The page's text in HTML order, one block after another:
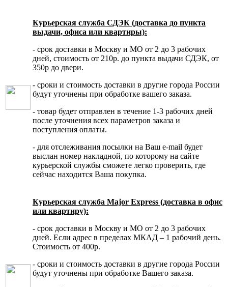
Курьерская служба СДЭК (доставка до пункта
выдачи, офиса или квартиры):
- срок доставки в Москву и МО от 2 до 3 рабочих
дней, стоимость от 210р. до пункта выдачи СДЭК, от
350р до двери.
- сроки и стоимость доставки в другие города России
будут уточнены при обработке вашего заказа.
- товар будет отправлен в течение 1-3 рабочих дней
после уточнения всех параметров заказа и
поступления оплаты.
- для отслеживания посылки на Ваш e-mail будет
выслан номер накладной, по которому на сайте
курьерской службы сможете легко проверить, где
сейчас находится Ваша покупка.
Курьерская служба Major Express (доставка в офис
или квартиру):
- срок доставки в Москву и МО от 2 до 3 рабочих
дней. Если адрес в пределах МКАД – 1 рабочий день.
Стоимость от 400р.
- сроки и стоимость доставки в другие города России
будут уточнены при обработке Вашего заказа.